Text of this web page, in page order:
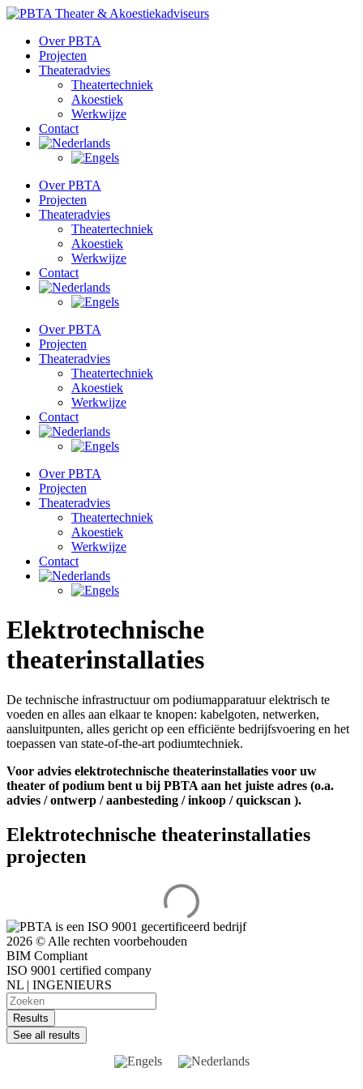
Ga
inhoud
Over PBTA
Projecten
Theateradvies
Theatertechniek
Akoestiek
Werkwijze
Contact
Over PBTA
Projecten
Theateradvies
Theatertechniek
Akoestiek
Werkwijze
Contact
Over PBTA
Projecten
Theateradvies
Theatertechniek
Akoestiek
Werkwijze
Contact
Over PBTA
Projecten
Theateradvies
Theatertechniek
Akoestiek
Werkwijze
Contact
Elektrotechnische
theaterinstallaties
De technische infrastructuur om podiumapparatuur elektrisch te
voeden en alles aan elkaar te knopen: kabelgoten, netwerken,
aansluitpunten, alles gericht op een efficiënte bedrijfsvoering en het
toepassen van state-of-the-art podiumtechniek.
Voor advies elektrotechnische theaterinstallaties voor uw
theater of podium bent u bij PBTA aan het juiste adres (o.a.
advies / ontwerp / aanbesteding / inkoop / quickscan ).
Elektrotechnische theaterinstallaties
projecten
2026 © Alle rechten voorbehouden
BIM Compliant
ISO 9001 certified company
NL | INGENIEURS
Zoeken
...Results
See all results